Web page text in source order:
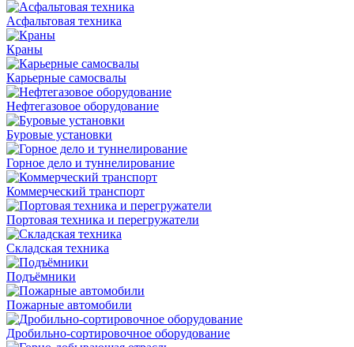
Асфальтовая техника
Краны
Карьерные самосвалы
Нефтегазовое оборудование
Буровые установки
Горное дело и туннелирование
Коммерческий транспорт
Портовая техника и перегружатели
Складская техника
Подъёмники
Пожарные автомобили
Дробильно-сортировочное оборудование